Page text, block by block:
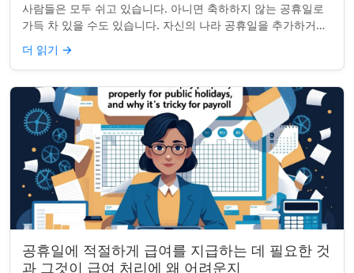
사람들은 모두 쉬고 있습니다. 아니면 축하하지 않는 공휴일로
가득 차 있을 수도 있습니다. 자신의 나라 공휴일을 추가하거나
원하지 않는 공휴일을 정리하려는...
더 읽기 →
공휴일에 적절하게 급여를 지급하는 데 필요한 것
과 그것이 급여 처리에 왜 어려운지